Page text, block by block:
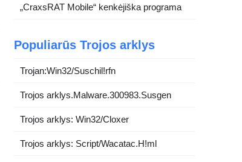
„CraxsRAT Mobile“ kenkėjiška programa
Populiarūs Trojos arklys
Trojan:Win32/Suschil!rfn
Trojos arklys.Malware.300983.Susgen
Trojos arklys: Win32/Cloxer
Trojos arklys: Script/Wacatac.H!ml